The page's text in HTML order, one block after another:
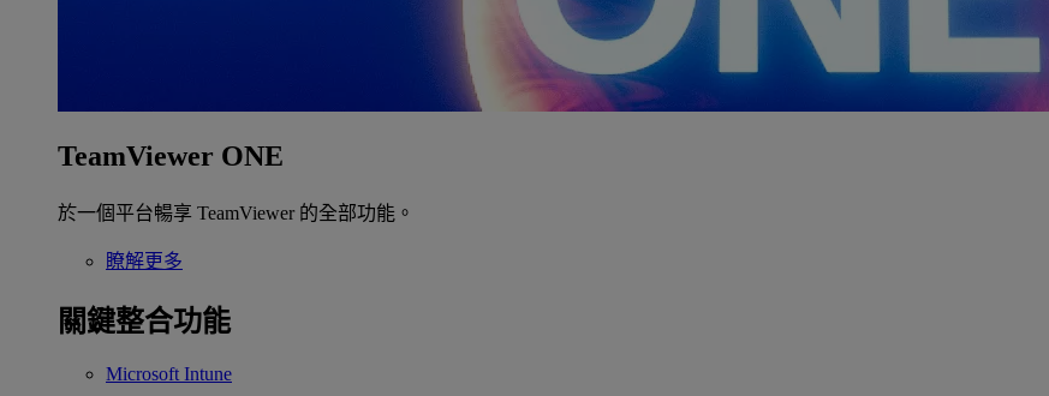
TeamViewer ONE
於一個平台暢享 TeamViewer 的全部功能。
瞭解更多
關鍵整合功能
Microsoft Intune